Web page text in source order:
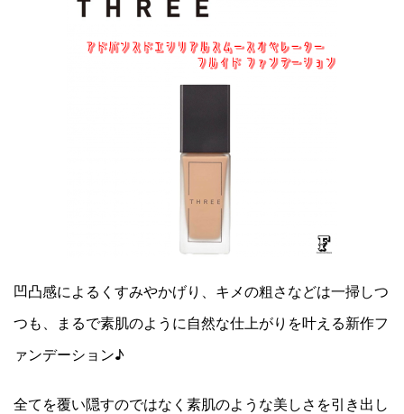
凹凸感によるくすみやかげり、キメの粗さなどは一掃しつ
つも、まるで素肌のように自然な仕上がりを叶える新作フ
ァンデーション♪
全てを覆い隠すのではなく素肌のような美しさを引き出し